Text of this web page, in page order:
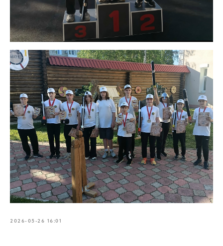
2026-05-26 16:01